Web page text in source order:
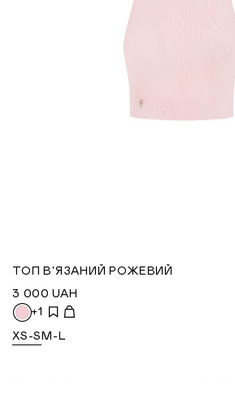
ТОП В'ЯЗАНИЙ РОЖЕВИЙ
3 000 UAH
+1
XS-S M-L